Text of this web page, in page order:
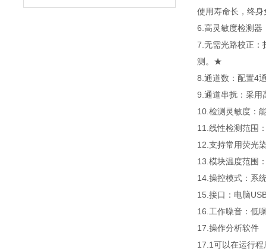
使用寿命长，终身
6.高灵敏度检测器
7.无需光路校正：
测。★
8.通道数：配置4
9.通道串扰：采用
10.检测灵敏度：
11.线性检测范围
12.支持常用荧光
13.模块温度范围
14.操控模式：系
15.接口：电脑
16.工作噪音：低
17.操作分析软件
17.1可以在运行